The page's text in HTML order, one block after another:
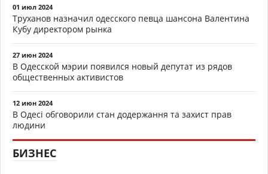
01 июл 2024
Труханов назначил одесского певца шансона Валентина
Кубу директором рынка
27 июн 2024
В Одесской мэрии появился новый депутат из рядов
общественных активистов
12 июн 2024
В Одесі обговорили стан додержання та захист прав
людини
БИЗНЕС